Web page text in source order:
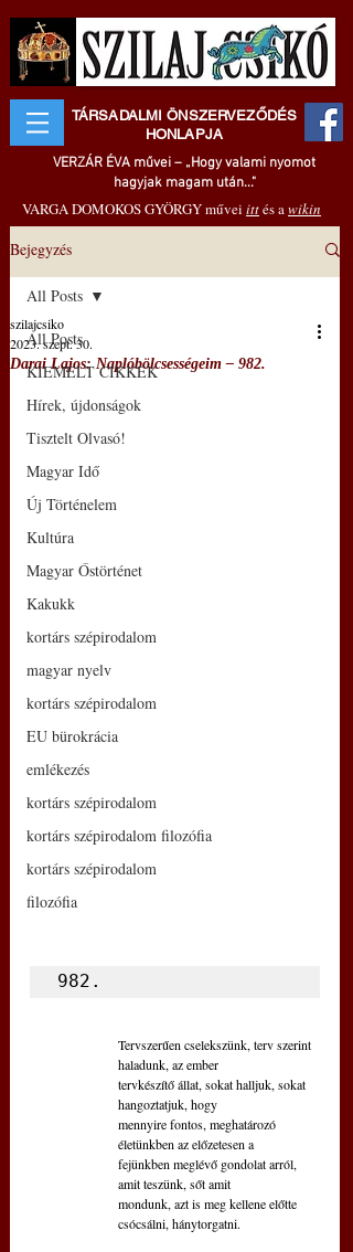
TÁRSADALMI ÖNSZERVEZŐDÉS
HONLAPJA
VERZÁR ÉVA művei – „Hogy valami nyomot
hagyjak magam után..."
VARGA DOMOKOS GYÖRGY művei ittés awikin
Bejegyzés
All Posts
KIEMELT CIKKEK
Hírek, újdonságok
Tisztelt Olvasó!
Magyar Idő
Új Történelem
Kultúra
Magyar Őstörténet
Kakukk
kortárs szépirodalom
magyar nyelv
kortárs szépirodalom
EU bürokrácia
emlékezés
kortárs szépirodalom
kortárs szépirodalom filozófia
kortárs szépirodalom
filozófia
All Posts
Darai Lajos: Naplóbölcsességeim – 982.
szilajcsiko
2023. szept. 30.
982.
Tervszerűen cselekszünk, terv szerint
haladunk, az ember
tervkészítő állat, sokat halljuk, sokat
hangoztatjuk, hogy
mennyire fontos, meghatározó
életünkben az előzetesen a
fejünkben meglévő gondolat arról,
amit teszünk, sőt amit
mondunk, azt is meg kellene előtte
csócsálni, hánytorgatni.